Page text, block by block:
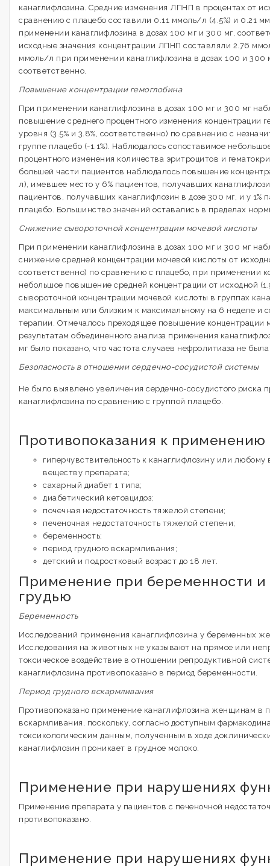
канаглифлозина. Средние изменения ЛПНП в процентах от
сравнению с плацебо составили 0.11 ммоль/л (4.5%) и 0.21
применении канаглифлозина в дозах 100 мг и 300 мг,
исходные значения концентрации ЛПНП составляли 2.76
ммоль/л при применении канаглифлозина в дозах 100 и 300
соответственно.
Повышение концентрации гемоглобина
При применении канаглифлозина в дозах 100 мг и 300 мг
повышение среднего процентного изменения концентрации
уровня (3.5% и 3.8%, соответственно) по сравнению с
группе плацебо (-1.1%). Наблюдалось сопоставимое
процентного изменения количества эритроцитов и
большей части пациентов наблюдалось повышение
л), имевшее место у 6% пациентов, получавших
пациентов, получавших канаглифлозин в дозе 300 мг, и у 1%
плацебо. Большинство значений оставались в пределах
Снижение сывороточной концентрации мочевой кислоты
При применении канаглифлозина в дозах 100 мг и 300 мг
снижение средней концентрации мочевой кислоты от
соответственно) по сравнению с плацебо, при применении
небольшое повышение средней концентрации от исходной
сывороточной концентрации мочевой кислоты в группах
максимальным или близким к максимальному на 6 неделе и
терапии. Отмечалось преходящее повышение концентрации
результатам объединенного анализа применения
мг было показано, что частота случаев нефролитиаза не
Безопасность в отношении сердечно-сосудистой системы
Не было выявлено увеличения сердечно-сосудистого риска
канаглифлозина по сравнению с группой плацебо.
Противопоказания к применению
гиперчувствительность к канаглифлозину или любому
веществу препарата;
сахарный диабет 1 типа;
диабетический кетоацидоз;
почечная недостаточность тяжелой степени;
печеночная недостаточность тяжелой степени;
беременность;
период грудного вскармливания;
детский и подростковый возраст до 18 лет.
Применение при беременности
грудью
Беременность
Исследований применения канаглифлозина у беременных
Исследования на животных не указывают на прямое или
токсическое воздействие в отношении репродуктивной
канаглифлозина противопоказано в период беременности.
Период грудного вскармливания
Противопоказано применение канаглифлозина женщинам в
вскармливания, поскольку, согласно доступным
токсикологическим данным, полученным в ходе
канаглифлозин проникает в грудное молоко.
Применение при нарушениях
Применение препарата у пациентов с печеночной
противопоказано.
Применение при нарушениях